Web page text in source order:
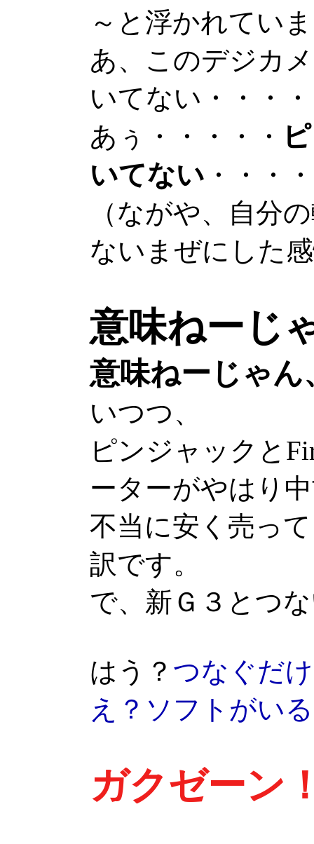
～と浮かれてい
あ、このデジカ
いてない・・・
あぅ・・・・・
いてない ・・・
（ながや、自分
ないまぜにした
意味ねーじ
意味ねーじゃ
いつつ、
ピンジャックと
ーターがやはり
不当に安く売っ
訳です。
で、新Ｇ３とつ
はう？ つなぐだ
え？ソフトがい
ガクゼーン